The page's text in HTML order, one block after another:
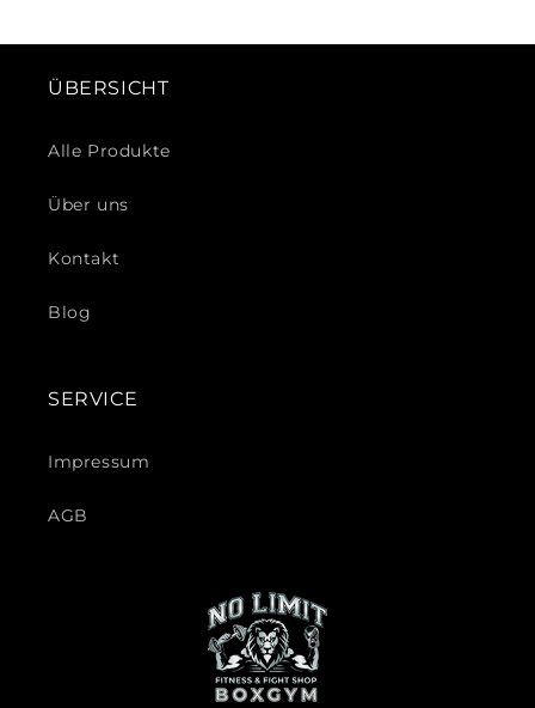
ÜBERSICHT
Alle Produkte
Über uns
Kontakt
Blog
SERVICE
Impressum
AGB